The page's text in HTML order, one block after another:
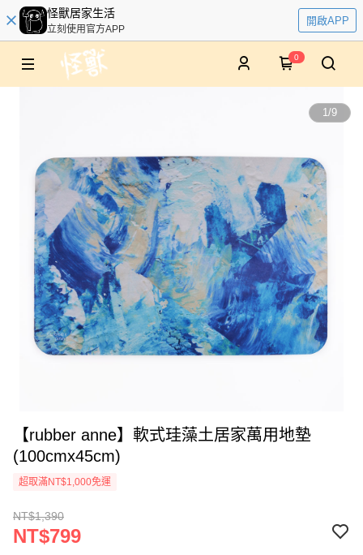
怪獸居家生活
立刻使用官方APP
開啟APP
0
1/9
【rubber anne】軟式珪藻土居家萬用地墊
(100cmx45cm)
超取滿NT$1,000免運
NT$1,390
NT$799